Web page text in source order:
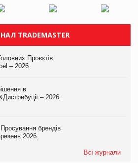
TRADEMASTER
Проєктів
– 2026
в
– 2026.
брендів
2026
Всі журнали